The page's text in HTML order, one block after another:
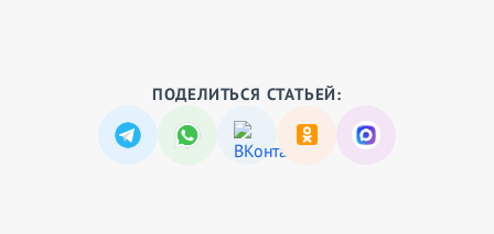
ПОДЕЛИТЬСЯ СТАТЬЕЙ: